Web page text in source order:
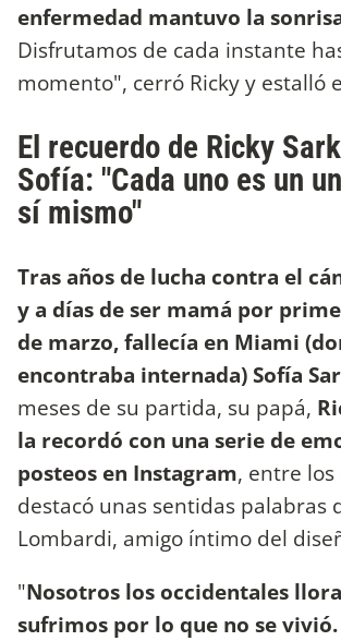
enfermedad mantuvo la
Disfrutamos de cada instante
momento", cerró Ricky y estalló
El recuerdo de Ricky
Sofía: "Cada uno es un
sí mismo"
Tras años de lucha contra el
y a días de ser mamá por
de marzo, fallecía en Miami
encontraba internada) Sofía
meses de su partida, su papá,
la recordó con una serie de
posteos en Instagram, entre los
destacó unas sentidas palabras
Lombardi, amigo íntimo del
"Nosotros los occidentales
sufrimos por lo que no se